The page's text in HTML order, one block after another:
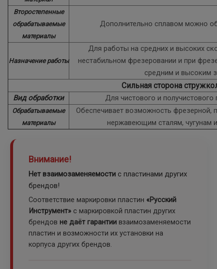
Второстепенные
обрабатываемые
материалы
Дополнительно сплавом можно
Назначение работы
Для работы на средних и высоких
нестабильном фрезеровании и при
средним и высоким
Сильная сторона
Вид обработки Для чистового и
Обрабатываемые
материалы
Обеспечивает возможность фрезерной,
нержавеющим сталям, чугунам
Внимание!
Нет взаимозаменяемости с пластинами других
брендов!
Соответствие маркировки пластин «Русский
Инструмент» с маркировкой пластин других
брендов не даёт гарантии взаимозаменяемости
пластин и возможности их установки на
корпуса других брендов.